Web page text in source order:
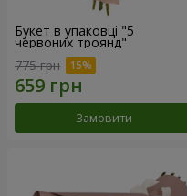
Букет в упаковці "5
червоних троянд"
775 грн
Замовити